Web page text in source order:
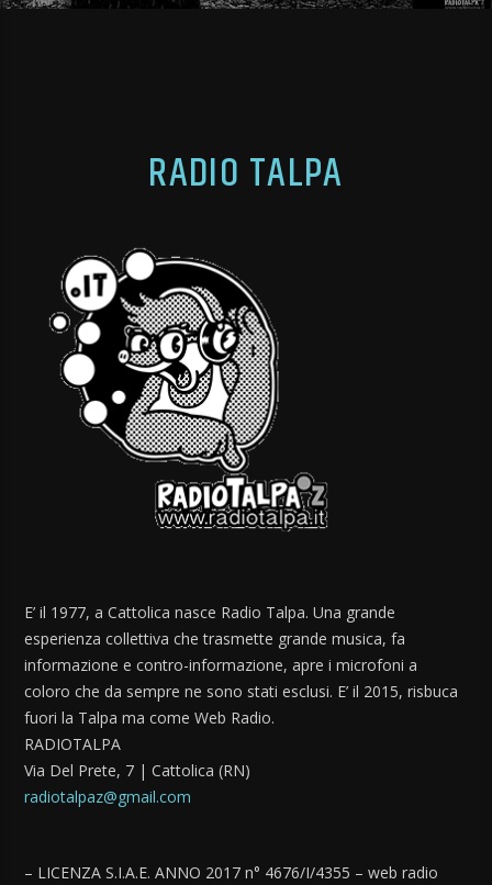
RADIO TALPA
E’ il 1977, a Cattolica nasce Radio Talpa. Una grande
esperienza collettiva che trasmette grande musica, fa
informazione e contro-informazione, apre i microfoni a
coloro che da sempre ne sono stati esclusi. E’ il 2015, risbuca
fuori la Talpa ma come Web Radio.
RADIOTALPA
Via Del Prete, 7 | Cattolica (RN)
radiotalpaz@gmail.com
– LICENZA S.I.A.E. ANNO 2017 n° 4676/I/4355 – web radio